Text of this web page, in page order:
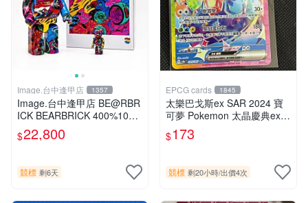
Image.台中逢甲店 1357
Image.台中逢甲店 BE@RBR
ICK BEARBRICK 400%100%
騰訊QQ限定
$22,800
競標 剩6天
EPCG cards 1845
太樂巴戈斯ex SAR 2024 寶
可夢 Pokemon 太晶慶典ex S
V8aF
$173
競標 剩20小時/出價4次